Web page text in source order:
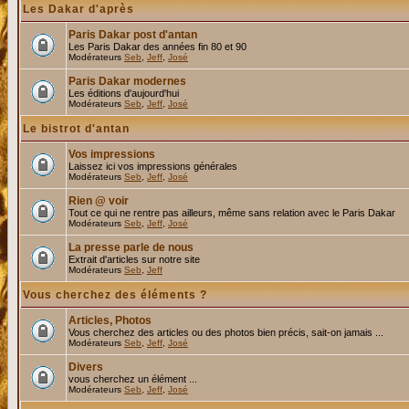
Les Dakar d'après
Paris Dakar post d'antan
Les Paris Dakar des années fin 80 et 90
Modérateurs Seb Jeff José
Paris Dakar modernes
Les éditions d'aujourd'hui
Modérateurs Seb Jeff José
Le bistrot d'antan
Vos impressions
Laissez ici vos impressions générales
Modérateurs Seb Jeff José
Rien @ voir
Tout ce qui ne rentre pas ailleurs, même sans relation avec le Paris Dakar
Modérateurs Seb Jeff José
La presse parle de nous
Extrait d'articles sur notre site
Modérateurs Seb Jeff
Vous cherchez des éléments ?
Articles, Photos
Vous cherchez des articles ou des photos bien précis, sait-on jamais ...
Modérateurs Seb Jeff José
Divers
vous cherchez un élément ...
Modérateurs Seb Jeff José